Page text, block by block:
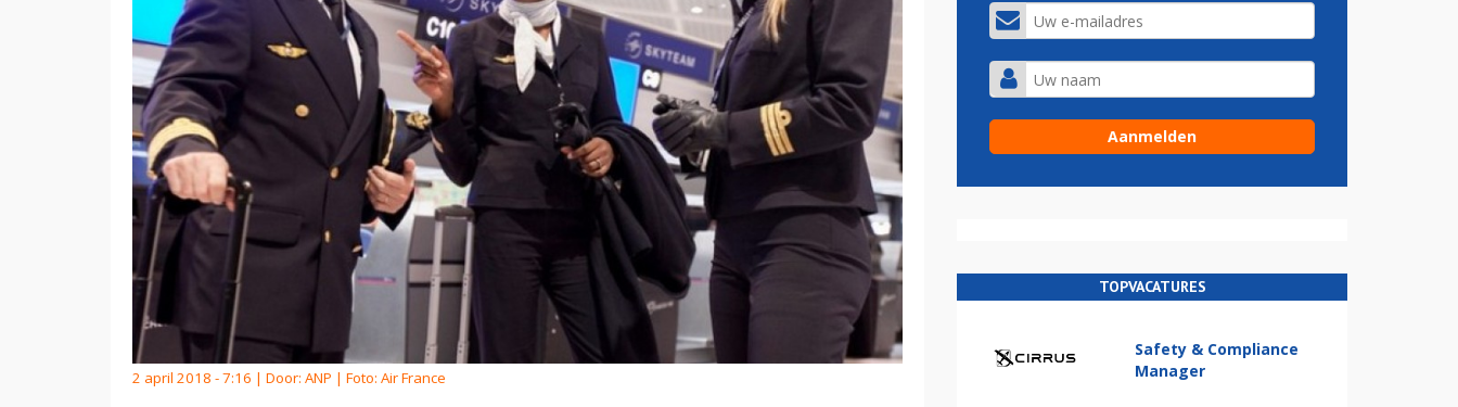
2 april 2018 - 7:16 | Door: ANP | Foto: Air France
TOPVACATURES
Safety & Compliance
Manager